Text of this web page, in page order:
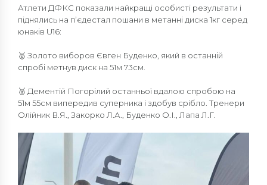
Атлети ДФКС показали найкращі особисті результати і
піднялись на п’єдестал пошани в метанні диска 1кг серед
юнаків U16:
🥇 Золото виборов Євген Буденко, який в останній
спробі метнув диск на 51м 73см.
🥈 Дементій Погорілий останньої вдалою спробою на
51м 55см випередив суперника і здобув срібло. Тренери
Олійник В.Я., Закорко Л.А., Буденко О.І., Лапа Л.Г.